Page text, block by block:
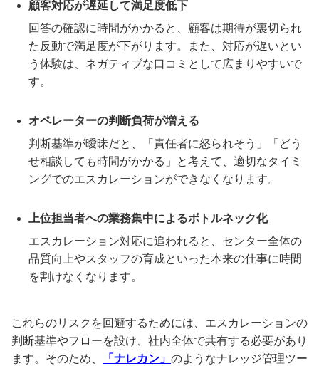
顧客対応が遅延して満足度低下
回答の確認に時間がかかると、顧客は期待が裏切られ
た反動で満足度が下がります。また、対応が遅いとい
う体験は、ネガティブな口コミとして広まりやすいで
す。
オペレーターの判断負荷が増える
判断基準が曖昧だと、「責任者に怒られそう」「どう
せ相談しても時間がかかる」と考えて、適切なタイミ
ングでのエスカレーションができなくなります。
上位担当者への業務集中によるボトルネック化
エスカレーション対応に追われると、センター全体の
品質向上やスタッフの育成といった本来の仕事に時間
を割けなくなります。
これらのリスクを回避するためには、エスカレーションの
判断基準やフローを設け、社内全体で共有する必要があり
ます。そのため、
「ナレカン」 のようなナレッジ管理ツー